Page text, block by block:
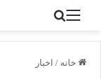
منو
خانه / اخبار